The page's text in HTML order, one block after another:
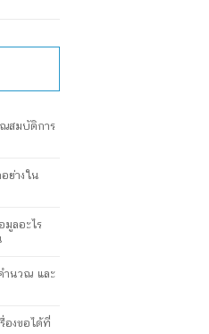
สมบัติการ
ย่างใน
มูลอะไร
ำนวณ และ
องขอได้ที่